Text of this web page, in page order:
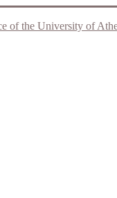
of the University of